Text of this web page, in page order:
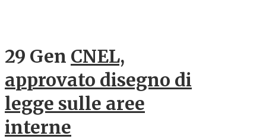
29 Gen CNEL,
approvato disegno di
legge sulle aree
interne